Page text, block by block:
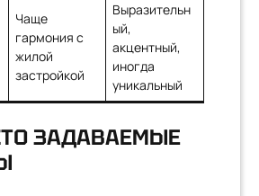
Чаще
гармония с
жилой
застройкой
Выразительн
ый,
акцентный,
иногда
уникальный
ЗАДАВАЕМЫЕ